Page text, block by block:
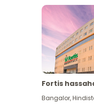
Fortis
Bangalor,